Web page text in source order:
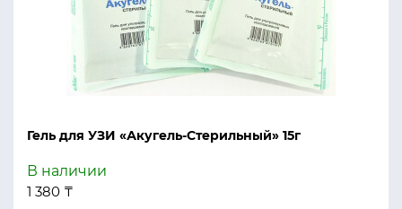
Гель для УЗИ «Акугель-Стерильный» 15г
В наличии
1 380 ₸